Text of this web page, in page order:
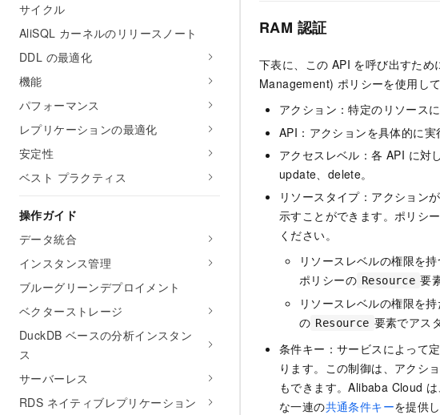
サイクル
AliSQL カーネルのリリースノート
DDL の最適化
機能
パフォーマンス
レプリケーションの最適化
安定性
ベスト プラクティス
操作ガイド
データ統合
インスタンス管理
ブルーグリーンデプロイメント
ベクターストレージ
DuckDB ベースの分析インスタン
ス
サーバーレス
RDS ネイティブレプリケーション
RAM 認証
下表に、この API を呼び出すた
Management) ポリシーを使用し
アクション：特定のリソース
API：アクションを具体的に実
アクセスレベル：各 API に対
update、delete。
リソースタイプ：アクション
示すことができます。ポリシ
ください。
リソースレベルの権限を
ポリシーの Resource 要
リソースレベルの権限を
の Resource 要素でアス
条件キー：サービスによって
ります。この制御は、アクシ
もできます。Alibaba Cloud
な一連の共通条件キーを提供